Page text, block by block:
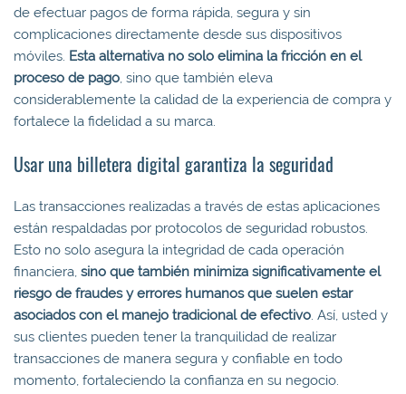
de efectuar pagos de forma rápida, segura y sin
complicaciones directamente desde sus dispositivos
móviles. Esta alternativa no solo elimina la fricción en el
proceso de pago, sino que también eleva
considerablemente la calidad de la experiencia de compra y
fortalece la fidelidad a su marca.
Usar una billetera digital garantiza la seguridad
Las transacciones realizadas a través de estas aplicaciones
están respaldadas por protocolos de seguridad robustos.
Esto no solo asegura la integridad de cada operación
financiera, sino que también minimiza significativamente el
riesgo de fraudes y errores humanos que suelen estar
asociados con el manejo tradicional de efectivo. Así, usted y
sus clientes pueden tener la tranquilidad de realizar
transacciones de manera segura y confiable en todo
momento, fortaleciendo la confianza en su negocio.